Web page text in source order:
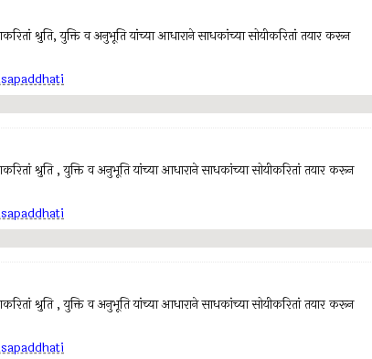
श्रुति, युक्ति व अनुभूति यांच्या आधाराने साधकांच्या सोयीकरितां तयार करून
श्रुति , युक्ति व अनुभूति यांच्या आधाराने साधकांच्या सोयीकरितां तयार करून
श्रुति , युक्ति व अनुभूति यांच्या आधाराने साधकांच्या सोयीकरितां तयार करून